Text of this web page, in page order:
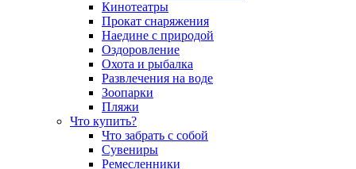
Кинотеатры
Прокат снаряжения
Наедине с природой
Оздоровление
Охота и рыбалка
Развлечения на воде
Зоопарки
Пляжи
Что купить?
Что забрать с собой
Сувениры
Ремесленники